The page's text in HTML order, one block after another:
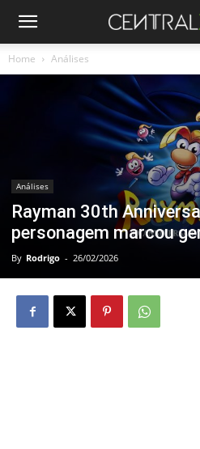
Home Análises
Análises
Rayman 30th
personagem marcou
By Rodrigo - 26/02/2026